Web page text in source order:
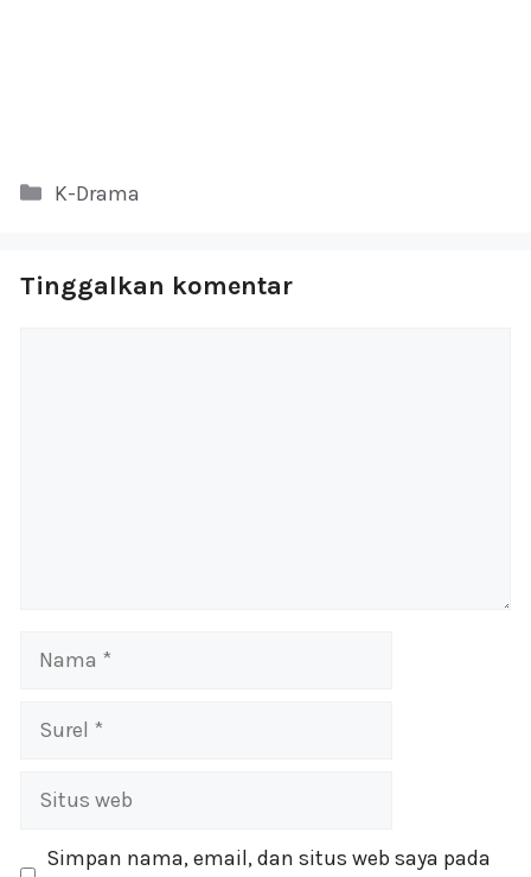
Kategori
K-Drama
Tinggalkan komentar
Nama
Surel
Situs
Simpan nama, email, dan situs web saya pada